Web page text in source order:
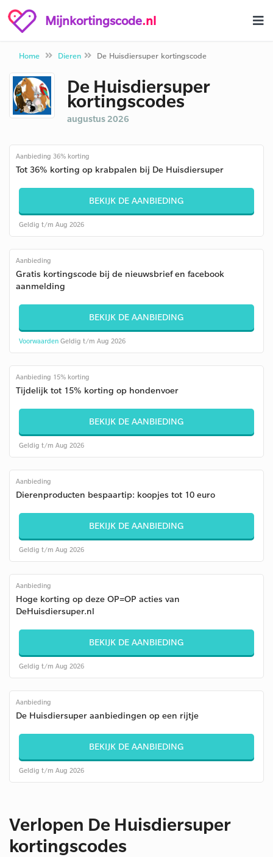
Mijnkortingscode.nl
Home Dieren De Huisdiersuper kortingscode
De Huisdiersuper
kortingscodes
augustus 2026
Aanbieding 36% korting
Tot 36% korting op krabpalen bij De Huisdiersuper
BEKIJK DE AANBIEDING
Geldig t/m Aug 2026
Aanbieding
Gratis kortingscode bij de nieuwsbrief en facebook
aanmelding
BEKIJK DE AANBIEDING
Voorwaarden Geldig t/m Aug 2026
Aanbieding 15% korting
Tijdelijk tot 15% korting op hondenvoer
BEKIJK DE AANBIEDING
Geldig t/m Aug 2026
Aanbieding
Dierenproducten bespaartip: koopjes tot 10 euro
BEKIJK DE AANBIEDING
Geldig t/m Aug 2026
Aanbieding
Hoge korting op deze OP=OP acties van
DeHuisdiersuper.nl
BEKIJK DE AANBIEDING
Geldig t/m Aug 2026
Aanbieding
De Huisdiersuper aanbiedingen op een rijtje
BEKIJK DE AANBIEDING
Geldig t/m Aug 2026
Verlopen De Huisdiersuper
kortingscodes